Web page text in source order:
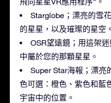
Starglobe；漂亮的雪
的星星，以及璀璨的星空。
OSR望遠鏡；用這架
中屬於您的那顆星星。
Super Star海報；漂亮
色可選：橙色、紫色和藍
宇宙中的位置。